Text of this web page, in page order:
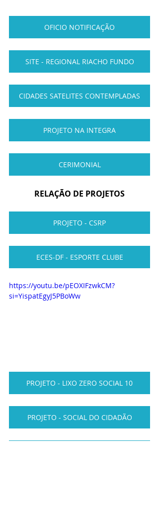
OFICIO NOTIFICAÇÃO
SITE - REGIONAL RIACHO FUNDO
CIDADES SATELITES CONTEMPLADAS
PROJETO NA INTEGRA
CERIMONIAL
RELAÇÃO DE PROJETOS
PROJETO - CSRP
ECES-DF - ESPORTE CLUBE
https://youtu.be/pEOXIFzwkCM?
si=YispatEgyJ5PBoWw
PROJETO - LIXO ZERO SOCIAL 10
PROJETO - SOCIAL DO CIDADÃO